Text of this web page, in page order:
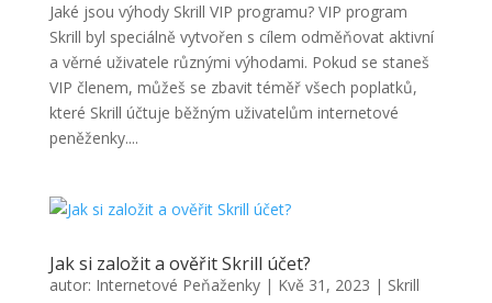
Jaké jsou výhody Skrill VIP programu? VIP program
Skrill byl speciálně vytvořen s cílem odměňovat aktivní
a věrné uživatele různými výhodami. Pokud se staneš
VIP členem, můžeš se zbavit téměř všech poplatků,
které Skrill účtuje běžným uživatelům internetové
peněženky....
Jak si založit a ověřit Skrill účet?
autor: Internetové Peňaženky| Kvě 31, 2023 | Skrill